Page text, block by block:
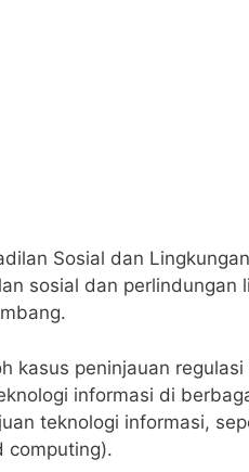
Sosial dan
sosial dan perlindungan
kasus peninjauan
informasi di
teknologi informasi,
computing).